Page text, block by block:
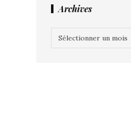
Archives